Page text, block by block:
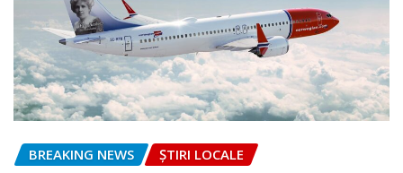
BREAKING NEWS ȘTIRI LOCALE